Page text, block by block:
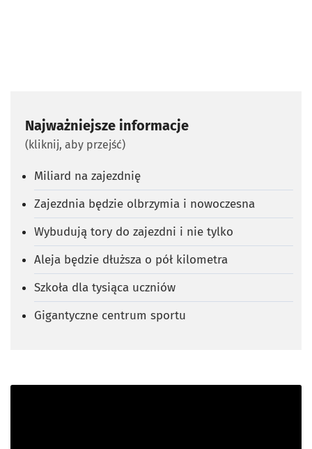
Najważniejsze informacje
(kliknij, aby przejść)
Miliard na zajezdnię
Zajezdnia będzie olbrzymia i nowoczesna
Wybudują tory do zajezdni i nie tylko
Aleja będzie dłuższa o pół kilometra
Szkoła dla tysiąca uczniów
Gigantyczne centrum sportu